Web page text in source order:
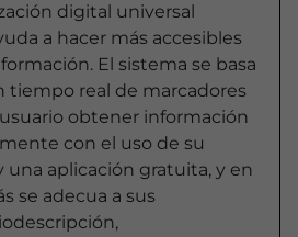
digital universal
a hacer más accesibles
El sistema se basa
tiempo real de marcadores
obtener información
con el uso de su
una aplicación gratuita, y en
se adecua a sus